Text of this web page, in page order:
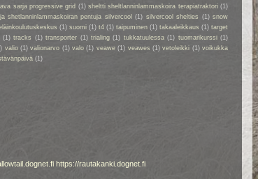
sarja progressive grid (1) sheltti sheltlanninlammaskoira terapiatraktori (1)
shetlanninlammaskoiran pentuja silvercool (1) silvercool shelties (1) snow
(1) suomi (1) t4 (1) taipuminen (1) takaaleikkaus (1) target
(1) tracks (1) transporter (1) trialing (1) tukkatuulessa (1) tuomarikurssi (1)
valio (1) valionarvo (1) valo (1) veawe (1) veawes (1) vetoleikki (1) voikukka
(1)
https://rautakanki.dognet.fi